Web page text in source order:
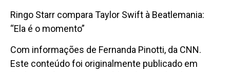
Ringo Starr compara Taylor Swift à Beatlemania:
“Ela é o momento”
Com informações de Fernanda Pinotti, da CNN.
Este conteúdo foi originalmente publicado em